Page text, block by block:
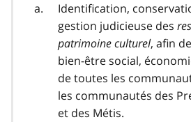
Identification,
gestion judicieuse des
patrimoine culturel, afin
bien-être social,
de toutes les
les communautés des
et des Métis.